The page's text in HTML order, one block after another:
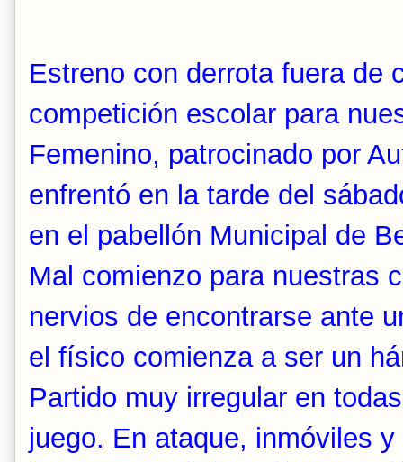
Estreno con derrota fuera de
competición escolar para
Femenino, patrocinado por
enfrentó en la tarde del
en el pabellón Municipal de
Mal comienzo para nuestras
nervios de encontrarse ante
el físico comienza a ser un
Partido muy irregular en
juego. En ataque, inmóviles